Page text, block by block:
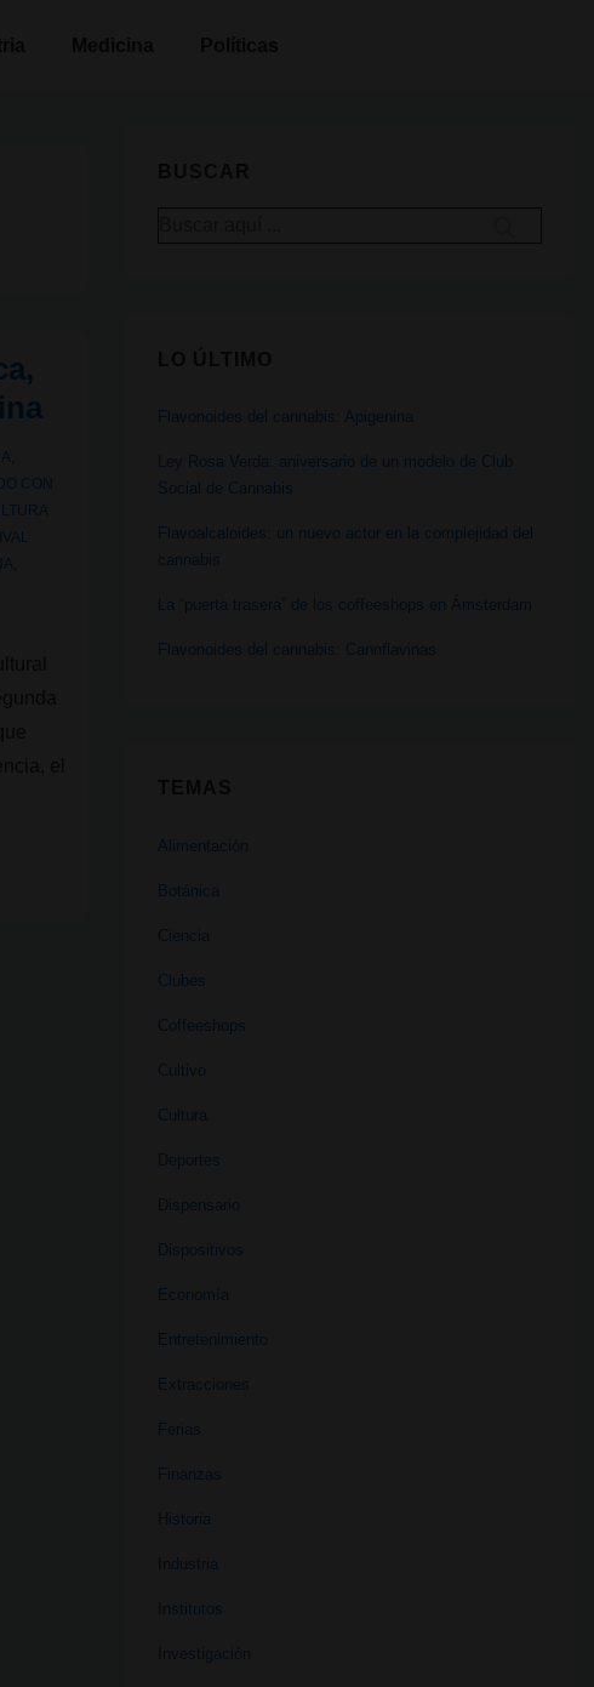
CON
Flavonoides del cannabis: Apigenina
Ley Rosa Verda: aniversario de un modelo de Club
Social de Cannabis
Flavoalcaloides: un nuevo actor en la complejidad del
cannabis
La “puerta trasera” de los coffeeshops en Ámsterdam
Flavonoides del cannabis: Cannflavinas
Alimentación
Botánica
Ciencia
Clubes
Coffeeshops
Cultivo
Cultura
Deportes
Dispensario
Dispositivos
Economía
Entretenimiento
Extracciones
Ferias
Finanzas
Historia
Industria
Institutos
Investigación